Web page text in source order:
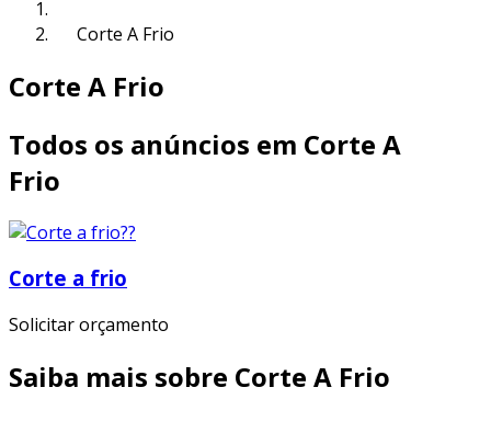
Corte A Frio
Corte A Frio
Todos os anúncios em Corte A
Frio
Corte a frio
Solicitar orçamento
Saiba mais sobre Corte A Frio